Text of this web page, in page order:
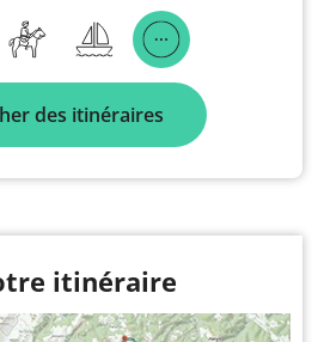
des itinéraires
itinéraire